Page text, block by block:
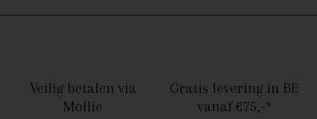
Veilig betalen via
Mollie
Gratis levering in BE
vanaf €75,-*